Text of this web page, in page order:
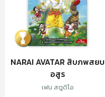
NARAI AVATAR สิบภพสยบ
อสูร
เฟน สตูดิโอ